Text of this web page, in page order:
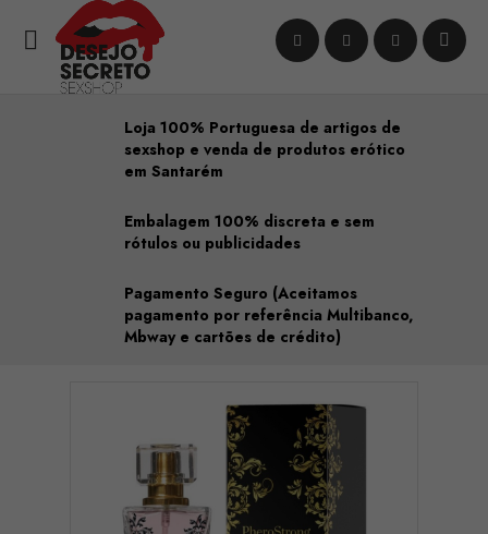

Loja 100% Portuguesa de artigos de
sexshop e venda de produtos erótico
em Santarém
Embalagem 100% discreta e sem
rótulos ou publicidades
Pagamento Seguro (Aceitamos
pagamento por referência Multibanco,
Mbway e cartões de crédito)